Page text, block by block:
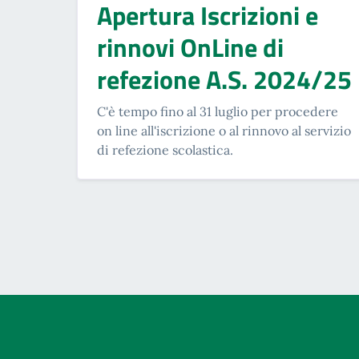
Apertura Iscrizioni e
rinnovi OnLine di
refezione A.S. 2024/25
C'è tempo fino al 31 luglio per procedere
on line all'iscrizione o al rinnovo al servizio
di refezione scolastica.